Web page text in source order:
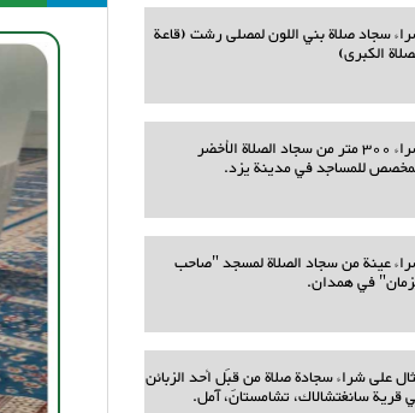
سجاد صلاة بني اللون لمصلى رشت (قاعة
الكبرى)
شراء 300 متر من سجاد الصلاة الأخضر
للمساجد في مدينة يزد.
عينة من سجاد الصلاة لمسجد "صاحب
في همدان.
على شراء سجادة صلاة من قِبَل أحد الزبائن
قرية سانغتشالاك، تشامستان، آمل.